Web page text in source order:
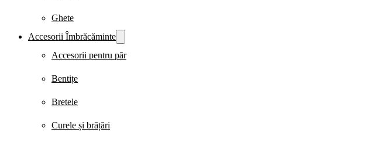
Ghete
Accesorii Îmbrăcăminte
Accesorii pentru păr
Bentițe
Bretele
Curele și brățări